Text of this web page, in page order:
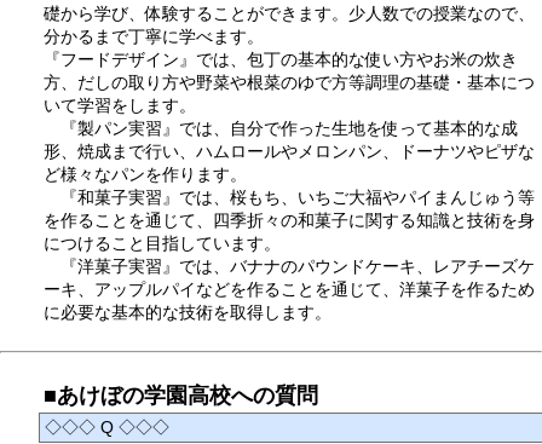
礎から学び、体験することができます。少人数での授業なので、
分かるまで丁寧に学べます。
『フードデザイン』では、包丁の基本的な使い方やお米の炊き
方、だしの取り方や野菜や根菜のゆで方等調理の基礎・基本につ
いて学習をします。
『製パン実習』では、自分で作った生地を使って基本的な成
形、焼成まで行い、ハムロールやメロンパン、ドーナツやピザな
ど様々なパンを作ります。
『和菓子実習』では、桜もち、いちご大福やパイまんじゅう等
を作ることを通じて、四季折々の和菓子に関する知識と技術を身
につけること目指しています。
『洋菓子実習』では、バナナのパウンドケーキ、レアチーズケ
ーキ、アップルパイなどを作ることを通じて、洋菓子を作るため
に必要な基本的な技術を取得します。
■あけぼの学園高校への質問
◇◇◇ Q ◇◇◇